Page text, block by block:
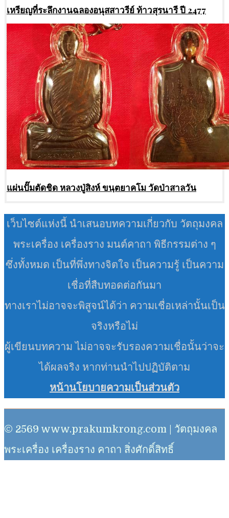
เหรียญที่ระลึกงานฉลองอนุสสาวรีย์ ท้าวสุรนารี ปี 2477
แผ่นปั๊มตัดชิด หลวงปู่สิงห์ ขนฺตยาคโม วัดป่าสาลวัน
เว็บไซต์แห่งนี้ นำเสนอบทความเกี่ยวกับ วัตถุมงคล
พระเครื่อง เครื่องราง มนต์คาถา พิธีกรรมต่าง ๆ
ซึ่งทั้งหมด เป็นที่พึ่งทางจิตใจ เป็นความรู้ เป็นความ
เชื่อที่สืบทอดต่อกันมา
ทางเราไม่อาจจะพิสูจน์ได้ว่า ความเชื่อเหล่านั้นเป็น
จริงหรือไม่
ผู้เขียนบทความ ไม่อาจจะรับรองความเชื่อนั้นว่าจะ
ได้ผลจริง หากท่านนำไปปฏิบัติตาม
หน้านโยบายความเป็นส่วนตัว
© 2569 www.prakumkrong.com | วัตถุมงคล
พระเครื่อง เครื่องราง คาถา สิ่งศักดิ์สิทธิ์